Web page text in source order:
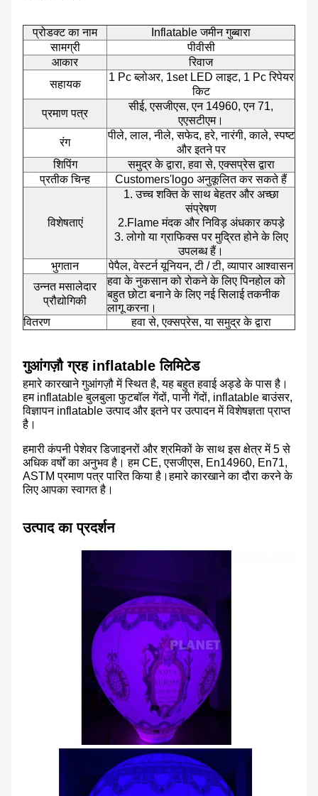
प्रोडक्ट का नाम
Inflatable जमीन गुब्बारा
सामग्री
पीवीसी
आकार
रिवाज
सहायक
1 Pc ब्लोअर, 1set LED लाइट, 1 Pc रिपेयर
किट
प्रमाण पत्र
सीई, एसजीएस, एन 14960, एन 71,
एएसटीएम।
रंग
पीले, लाल, नीले, सफेद, हरे, नारंगी, काले, स्पष्ट
और इतने पर
शिपिंग
समुद्र के द्वारा, हवा से, एक्सप्रेस द्वारा
प्रतीक चिन्ह
Customers'logo अनुकूलित कर सकते हैं
विशेषताएं
1. उच्च शक्ति के साथ बेहतर और अच्छा
संप्रेषण
2.Flame मंदक और निविड़ अंधकार कपड़े
3. लोगो या ग्राफिक्स पर मुद्रित होने के लिए
उपलब्ध हैं।
भुगतान
पेपैल, वेस्टर्न यूनियन, टी / टी, व्यापार आश्वासन
उन्नत मसालेदार
प्रौद्योगिकी
हवा के नुकसान को रोकने के लिए पिनहोल को
बहुत छोटा बनाने के लिए नई सिलाई तकनीक
लागू करना।
वितरण
हवा से, एक्सप्रेस, या समुद्र के द्वारा
गुआंगज़ौ ग्रह inflatable लिमिटेड
हमारे कारखाने गुआंगज़ौ में स्थित है, यह बहुत हवाई अड्डे के पास है।
हम inflatable बुलबुला फुटबॉल गेंदों, पानी गेंदों, inflatable बाउंसर,
विज्ञापन inflatable उत्पाद और इतने पर उत्पादन में विशेषज्ञता प्राप्त
है।
हमारी कंपनी पेशेवर डिजाइनरों और श्रमिकों के साथ इस क्षेत्र में 5 से
अधिक वर्षों का अनुभव है। हम CE, एसजीएस, En14960, En71,
ASTM प्रमाण पत्र पारित किया है।हमारे कारखाने का दौरा करने के
लिए आपका स्वागत है।
उत्पाद का प्रदर्शन